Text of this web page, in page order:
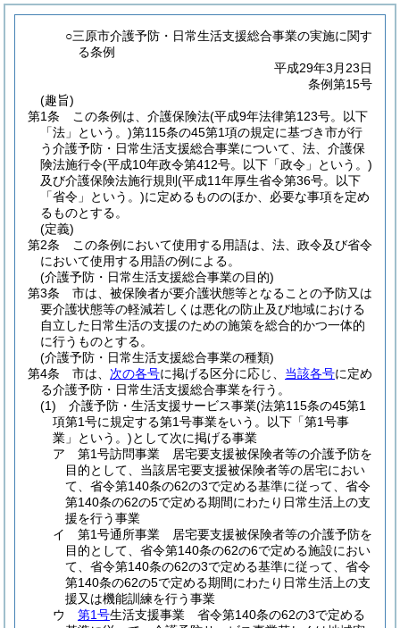
○三原市介護予防・日常生活支援総合事業の実施に関す
る条例
平成29年3月23日
条例第15号
(趣旨)
第1条
この条例は、介護保険法(平成9年法律第123号。以下
「法」という。)第115条の45第1項の規定に基づき市が行
う介護予防・日常生活支援総合事業について、法、介護保
険法施行令(平成10年政令第412号。以下「政令」という。)
及び介護保険法施行規則 (平成11年厚生省令第36号。以下
「省令」という。)に定めるもののほか、必要な事項を定め
るものとする。
(定義)
第2条
この条例において使用する用語は、法、政令及び省令
において使用する用語の例による。
(介護予防・日常生活支援総合事業の目的)
第3条
市は、被保険者が要介護状態等となることの予防又は
要介護状態等の軽減若しくは悪化の防止及び地域における
自立した日常生活の支援のための施策を総合的かつ一体的
に行うものとする。
(介護予防・日常生活支援総合事業の種類)
第4条
市は、 次の各号に掲げる区分に応じ、 当該各号に定め
る介護予防・日常生活支援総合事業を行う。
(1)
介護予防・生活支援サービス事業(法第115条の45第1
項第1号に規定する第1号事業をいう。以下「第1号事
業」という。)として次に掲げる事業
ア
第1号訪問事業 居宅要支援被保険者等の介護予防を
目的として、当該居宅要支援被保険者等の居宅におい
て、省令第140条の62の3で定める基準に従って、省令
第140条の62の5で定める期間にわたり日常生活上の支
援を行う事業
イ
第1号通所事業 居宅要支援被保険者等の介護予防を
目的として、省令第140条の62の6で定める施設におい
て、省令第140条の62の3で定める基準に従って、省令
第140条の62の5で定める期間にわたり日常生活上の支
援又は機能訓練を行う事業
ウ
第1号生活支援事業 省令第140条の62の3で定める